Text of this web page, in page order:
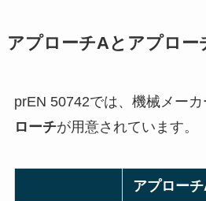
アプローチAとアプロー
prEN 50742では、機械メー
ローチが用意されています。
アプロー